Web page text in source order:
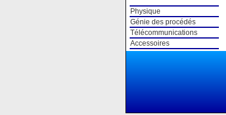
Physique
Génie des procédés
Télécommunications
Accessoires